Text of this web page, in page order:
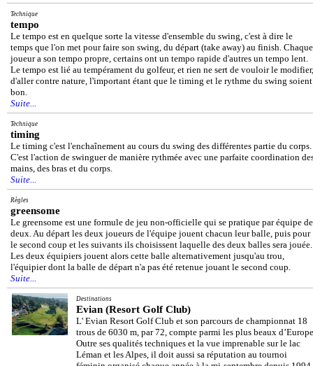
Technique
tempo
Le tempo est en quelque sorte la vitesse d'ensemble du swing, c'est à dire le
temps que l'on met pour faire son swing, du départ (take away) au finish. Chaque
joueur a son tempo propre, certains ont un tempo rapide d'autres un tempo lent.
Le tempo est lié au tempérament du golfeur, et rien ne sert de vouloir le modifier,
d'aller contre nature, l'important étant que le timing et le rythme du swing soient
bon.
Suite...
Technique
timing
Le timing c'est l'enchaînement au cours du swing des différentes partie du corps.
C'est l'action de swinguer de manière rythmée avec une parfaite coordination
mains, des bras et du corps.
Suite...
Règles
greensome
Le greensome est une formule de jeu non-officielle qui se pratique par équipe de
deux. Au départ les deux joueurs de l'équipe jouent chacun leur balle, puis pour
le second coup et les suivants ils choisissent laquelle des deux balles sera jouée.
Les deux équipiers jouent alors cette balle alternativement jusqu'au trou,
l'équipier dont la balle de départ n'a pas été retenue jouant le second coup.
Suite...
Destinations
Evian (Resort Golf Club)
L' Evian Resort Golf Club et son parcours de championnat 18
trous de 6030 m, par 72, compte parmi les plus beaux
Outre ses qualités techniques et la vue imprenable sur le lac
Léman et les Alpes, il doit aussi sa réputation au tournoi